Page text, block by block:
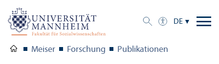
DE
Meiser Forschung Publikationen